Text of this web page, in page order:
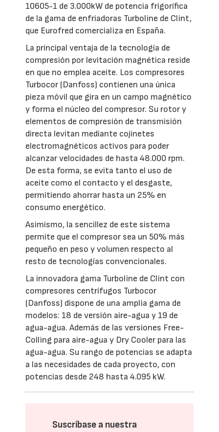
10605-1 de 3.000kW de potencia frigorífica
de la gama de enfriadoras Turboline de Clint,
que Eurofred comercializa en España.
La principal ventaja de la tecnología de
compresión por levitación magnética reside
en que no emplea aceite. Los compresores
Turbocor (Danfoss) contienen una única
pieza móvil que gira en un campo magnético
y forma el núcleo del compresor. Su rotor y
elementos de compresión de transmisión
directa levitan mediante cojinetes
electromagnéticos activos para poder
alcanzar velocidades de hasta 48.000 rpm.
De esta forma, se evita tanto el uso de
aceite como el contacto y el desgaste,
permitiendo ahorrar hasta un 25% en
consumo energético.
Asimismo, la sencillez de este sistema
permite que el compresor sea un 50% más
pequeño en peso y volumen respecto al
resto de tecnologías convencionales.
La innovadora gama Turboline de Clint con
compresores centrífugos Turbocor
(Danfoss) dispone de una amplia gama de
modelos: 18 de versión aire-agua y 19 de
agua-agua. Además de las versiones Free-
Colling para aire-agua y Dry Cooler para las
agua-agua. Su rango de potencias se adapta
a las necesidades de cada proyecto, con
potencias desde 248 hasta 4.095 kW.
Suscríbase a nuestra